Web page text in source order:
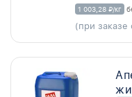
1 003,28 ₽/кг
(при заказе